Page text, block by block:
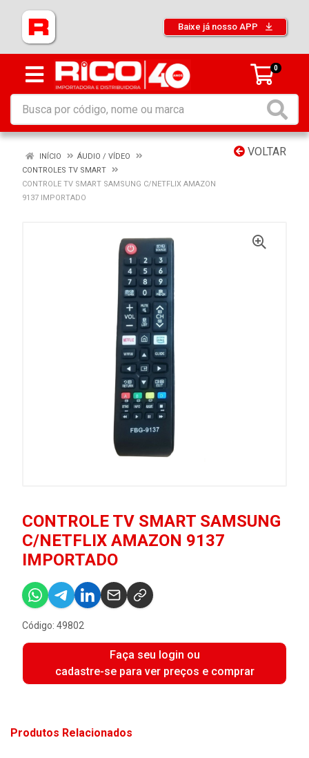
Baixe já nosso APP
0
VOLTAR
INÍCIO
ÁUDIO / VÍDEO
CONTROLES TV SMART
CONTROLE TV SMART SAMSUNG C/NETFLIX AMAZON
9137 IMPORTADO
CONTROLE TV SMART SAMSUNG
C/NETFLIX AMAZON 9137
IMPORTADO
Código: 49802
Faça seu login ou
cadastre-se para ver preços e comprar
Produtos Relacionados